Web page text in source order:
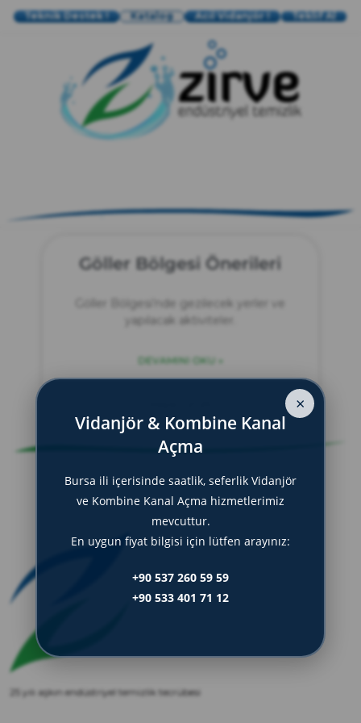
Teknik Destek ! Katalog Acil Vidanjör ! Teklif Al
Göller Bölgesi Önerileri
Göller Bölgesi’nde gezilecek yerler ve
yapılacak aktiviteler.
DEVAMINI OKU »
endüstriyel temizlik
×
Vidanjör & Kombine Kanal
Açma
Bursa ili içerisinde saatlik, seferlik Vidanjör
ve Kombine Kanal Açma hizmetlerimiz
mevcuttur.
En uygun fiyat bilgisi için lütfen arayınız:
+90 537 260 59 59
+90 533 401 71 12
25 yılı aşkın endüstriyel temizlik tecrübesi